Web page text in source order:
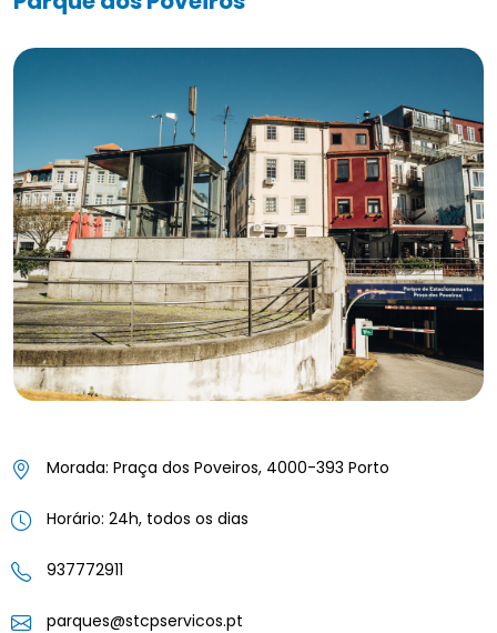
Morada: Praça dos Poveiros, 4000-393 Porto
Horário: 24h, todos os dias
937772911
parques@stcpservicos.pt